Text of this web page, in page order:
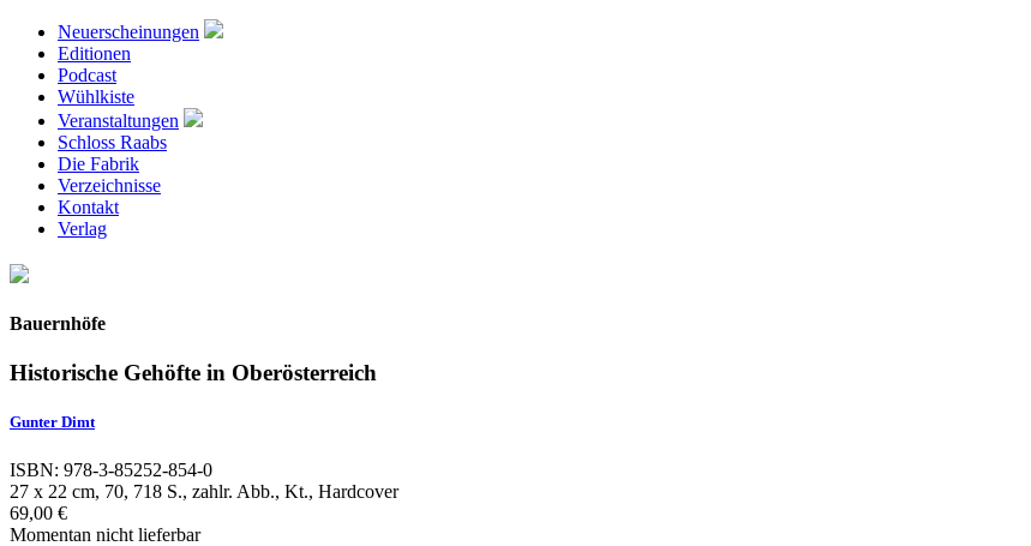
Neuerscheinungen
Editionen
Podcast
Wühlkiste
Veranstaltungen
Schloss Raabs
Die Fabrik
Verzeichnisse
Kontakt
Verlag
Bauernhöfe
Historische Gehöfte in Oberösterreich
Gunter Dimt
ISBN: 978-3-85252-854-0
27 x 22 cm, 70, 718 S., zahlr. Abb., Kt., Hardcover
69,00 €
Momentan nicht lieferbar